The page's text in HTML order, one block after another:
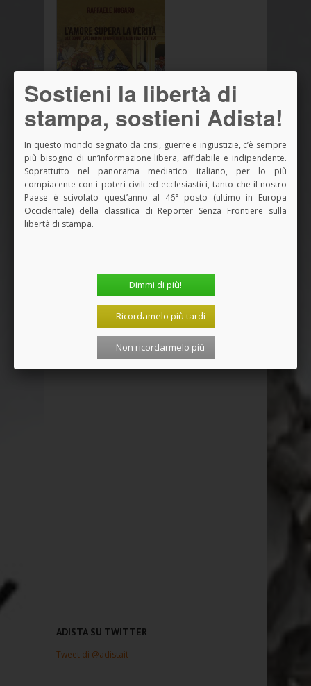
Vedi tutti i Libri
SPAZIO PUBBLICITARIO
ADISTA SU TWITTER
Tweet di @adistait
Sostieni la libertà di
stampa, sostieni Adista!
In questo mondo segnato da crisi, guerre e ingiustizie, c’è sempre
più bisogno di un’informazione libera, affidabile e indipendente.
Soprattutto nel panorama mediatico italiano, per lo più
compiacente con i poteri civili ed ecclesiastici, tanto che il nostro
Paese è scivolato quest’anno al 46° posto (ultimo in Europa
Occidentale) della classifica di Reporter Senza Frontiere sulla
libertà di stampa.
Dimmi di più!
Ricordamelo più tardi
Non ricordarmelo più